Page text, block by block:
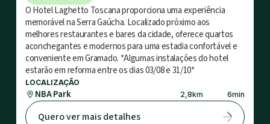
O Hotel Laghetto Toscana proporciona uma experiência
memorável na Serra Gaúcha. Localizado próximo aos
melhores restaurantes e bares da cidade, oferece quartos
aconchegantes e modernos para uma estadia confortável e
conveniente em Gramado. *Algumas instalações do hotel
estarão em reforma entre os dias 03/08 e 31/10*
LOCALIZAÇÃO
NBA Park 2,8km 6min
Quero ver mais detalhes